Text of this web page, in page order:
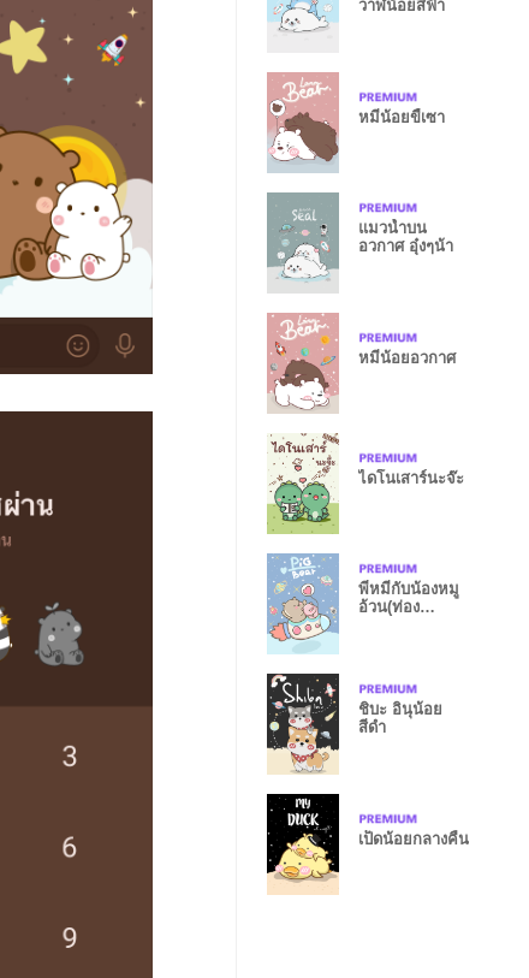
วาฬน้อยสีฟ้า
หมีน้อยขี้เซา
แมวน้ำบน
อวกาศ อุ๋งๆน้า
หมีน้อยอวกาศ
ไดโนเสาร์นะจ๊ะ
พี่หมีกับน้องหมู
อ้วน(ท่อง
ชิบะ อินุน้อย
สีดำ
เป็ดน้อยกลางคืน